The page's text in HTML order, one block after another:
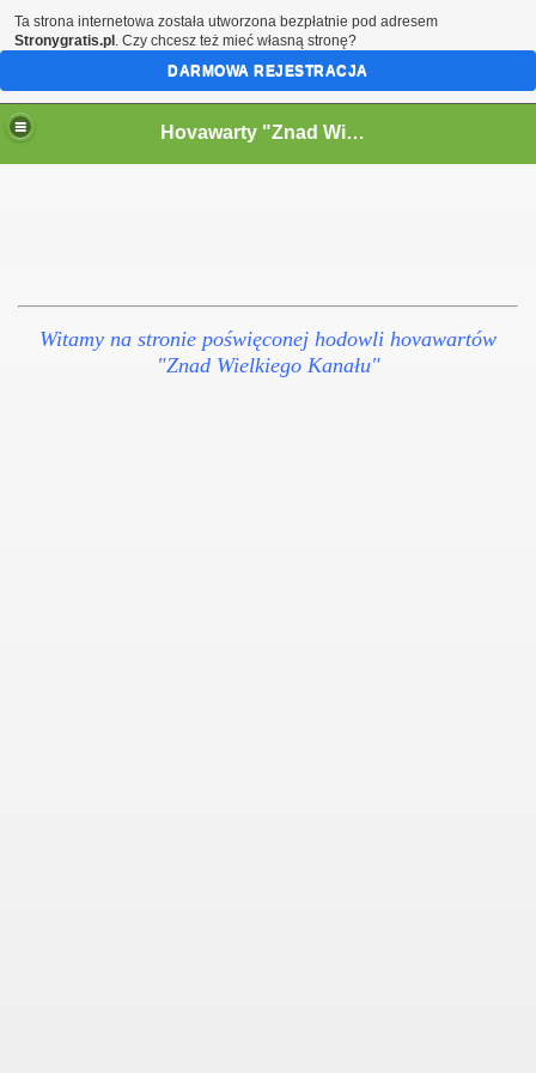
Hovawarty "Znad Wielkiego Kanału" FCI
Witamy na stronie poświęconej hodowli hovawartów
"Znad Wielkiego Kanału"
Ta strona internetowa została utworzona bezpłatnie pod adresem
Stronygratis.pl . Czy chcesz też mieć własną stronę?
DARMOWA REJESTRACJA